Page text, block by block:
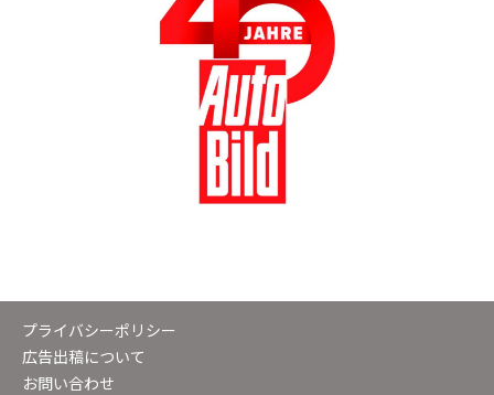
プライバシーポリシー
広告出稿について
お問い合わせ